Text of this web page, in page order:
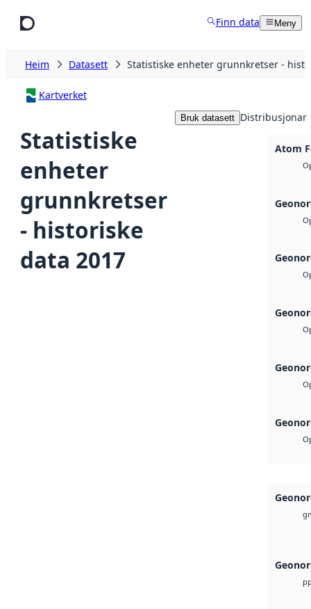
Finn data Meny
Heim Datasett Statistiske enheter grunnkretser -
Kartverket
Statistiske
enheter
grunnkretser
- historiske
data 2017
Bruk datasett Distribusjonar
Atom